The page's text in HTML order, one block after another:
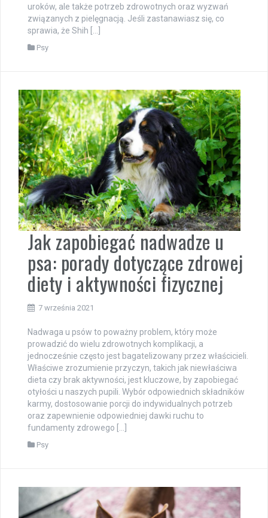
uroków, ale także potrzeb zdrowotnych oraz wyzwań
związanych z pielęgnacją. Jeśli zastanawiasz się, co
sprawia, że Shih […]
Psy
Jak zapobiegać nadwadze u
psa: porady dotyczące zdrowej
diety i aktywności fizycznej
7 września 2021
Nadwaga u psów to poważny problem, który może
prowadzić do wielu zdrowotnych komplikacji, a
jednocześnie często jest bagatelizowany przez właścicieli.
Właściwe zrozumienie przyczyn, takich jak niewłaściwa
dieta czy brak aktywności, jest kluczowe, by zapobiegać
otyłości u naszych pupili. Wybór odpowiednich składników
karmy, dostosowanie porcji do indywidualnych potrzeb
oraz zapewnienie odpowiedniej dawki ruchu to
fundamenty zdrowego […]
Psy